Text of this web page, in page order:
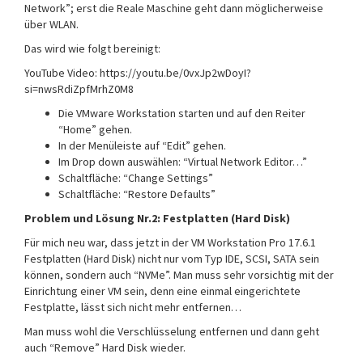
Network”; erst die Reale Maschine geht dann möglicherweise
über WLAN.
Das wird wie folgt bereinigt:
YouTube Video: https://youtu.be/0vxJp2wDoyI?
si=nwsRdiZpfMrhZ0M8
Die VMware Workstation starten und auf den Reiter
“Home” gehen.
In der Menüleiste auf “Edit” gehen.
Im Drop down auswählen: “Virtual Network Editor…”
Schaltfläche: “Change Settings”
Schaltfläche: “Restore Defaults”
Problem und Lösung Nr.2: Festplatten (Hard Disk)
Für mich neu war, dass jetzt in der VM Workstation Pro 17.6.1
Festplatten (Hard Disk) nicht nur vom Typ IDE, SCSI, SATA sein
können, sondern auch “NVMe”. Man muss sehr vorsichtig mit der
Einrichtung einer VM sein, denn eine einmal eingerichtete
Festplatte, lässt sich nicht mehr entfernen…
Man muss wohl die Verschlüsselung entfernen und dann geht
auch “Remove” Hard Disk wieder.